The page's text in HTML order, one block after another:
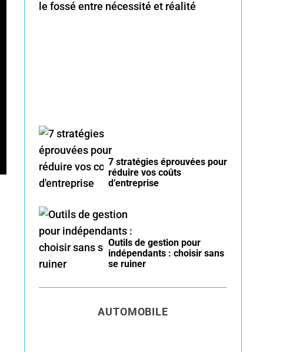
o
7 stratégies éprouvées pour
réduire vos coûts
d’entreprise
Outils de gestion pour
indépendants : choisir sans
se ruiner
AUTOMOBILE